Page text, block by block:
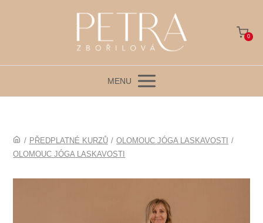
0
MENU
/ PŘEDPLATNÉ KURZŮ / OLOMOUC JÓGA LASKAVOSTI
/
OLOMOUC JÓGA LASKAVOSTI